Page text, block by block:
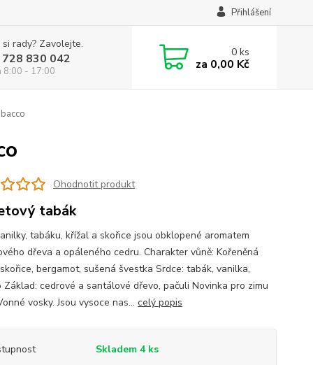
Přihlášení
rady? Zavolejte.
830 042
8:00 - 17:00
0ks
za 0,00 Kč
Ohodnotit produkt
tabák
tabáku, křížal a skořice jsou obklopené aromatem
dřeva a opáleného cedru. Charakter vůně: Kořeněná
bergamot, sušená švestka Srdce: tabák, vanilka,
Základ: cedrové a santálové dřevo, pačuli Novinka pro zimu
vosky. Jsou vysoce nas... celý popis
Skladem 4 ks